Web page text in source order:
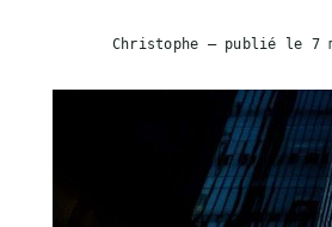
Christophe — publié le 7